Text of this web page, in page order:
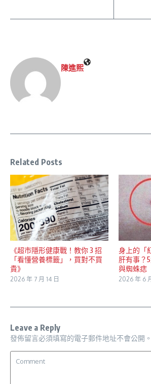
陳進𤋮
Related Posts
《超市隱形健康戰！教你 3 招
「看懂營養標籤」，買對不買
貴》
2026 年 7 月 14 日
身上的「
肝有事？
與蜘蛛痣
2026 年 6
Leave a Reply
發佈留言必須填寫的電子郵件地址不會公開。